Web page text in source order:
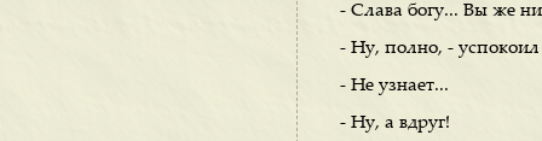
- Слава богу... Вы же
- Ну, полно, - успокоил
- Не узнает...
- Ну, а вдруг!